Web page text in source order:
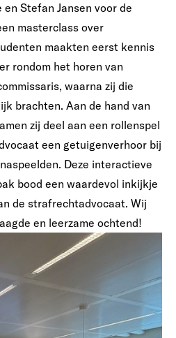
en Stefan Jansen voor de
masterclass over
maakten eerst kennis
rondom het horen van
waarna zij die
brachten. Aan de hand van
zij deel aan een rollenspel
een getuigenverhoor bij
Deze interactieve
bood een waardevol inkijkje
de strafrechtadvocaat. Wij
en leerzame ochtend!